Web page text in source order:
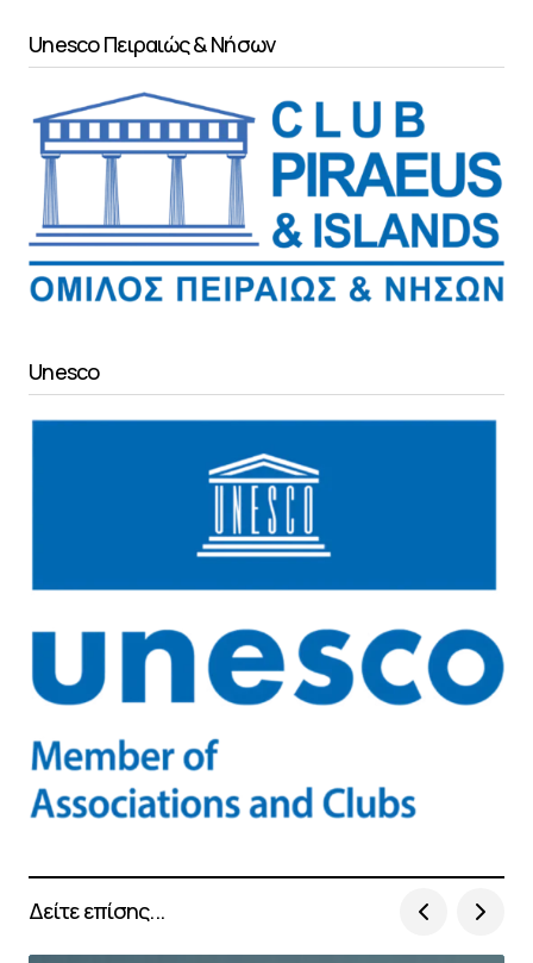
Unesco Πειραιώς & Νήσων
Unesco
Δείτε επίσης...